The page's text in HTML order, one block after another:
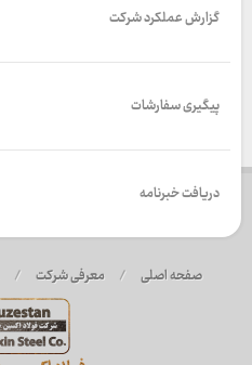
گزارش عملکرد شرکت
پیگیری سفارشات
دریافت خبرنامه
صفحه اصلی / معرفی شرکت /